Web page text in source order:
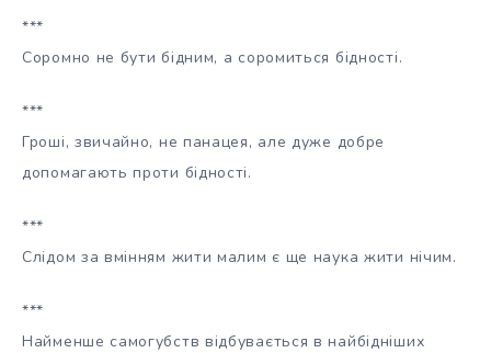
***
Соромно не бути бідним, а соромиться бідності.
***
Гроші, звичайно, не панацея, але дуже добре
допомагають проти бідності.
***
Слідом за вмінням жити малим є ще наука жити нічим.
***
Найменше самогубств відбувається в найбідніших